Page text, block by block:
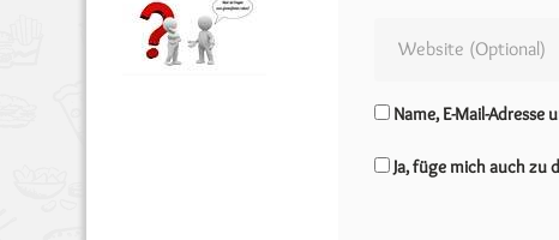
Name, E-Mail-
Ja, füge mich auch zu